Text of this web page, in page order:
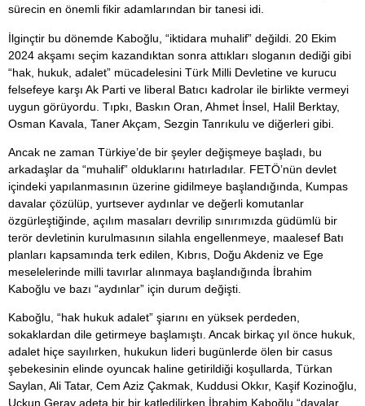
sürecin en önemli fikir adamlarından bir tanesi idi.
İlginçtir bu dönemde Kaboğlu, “iktidara muhalif” değildi. 20 Ekim
2024 akşamı seçim kazandıktan sonra attıkları sloganın dediği gibi
“hak, hukuk, adalet” mücadelesini Türk Milli Devletine ve kurucu
felsefeye karşı Ak Parti ve liberal Batıcı kadrolar ile birlikte vermeyi
uygun görüyordu. Tıpkı, Baskın Oran, Ahmet İnsel, Halil Berktay,
Osman Kavala, Taner Akçam, Sezgin Tanrıkulu ve diğerleri gibi.
Ancak ne zaman Türkiye’de bir şeyler değişmeye başladı, bu
arkadaşlar da “muhalif” olduklarını hatırladılar. FETÖ’nün devlet
içindeki yapılanmasının üzerine gidilmeye başlandığında, Kumpas
davalar çözülüp, yurtsever aydınlar ve değerli komutanlar
özgürleştiğinde, açılım masaları devrilip sınırımızda güdümlü bir
terör devletinin kurulmasının silahla engellenmeye, maalesef Batı
planları kapsamında terk edilen, Kıbrıs, Doğu Akdeniz ve Ege
meselelerinde milli tavırlar alınmaya başlandığında İbrahim
Kaboğlu ve bazı “aydınlar” için durum değişti.
Kaboğlu, “hak hukuk adalet” şiarını en yüksek perdeden,
sokaklardan dile getirmeye başlamıştı. Ancak birkaç yıl önce hukuk,
adalet hiçe sayılırken, hukukun lideri bugünlerde ölen bir casus
şebekesinin elinde oyuncak haline getirildiği koşullarda, Türkan
Saylan, Ali Tatar, Cem Aziz Çakmak, Kuddusi Okkır, Kaşif Kozinoğlu,
Uçkun Geray adeta bir bir katledilirken İbrahim Kaboğlu “davalar